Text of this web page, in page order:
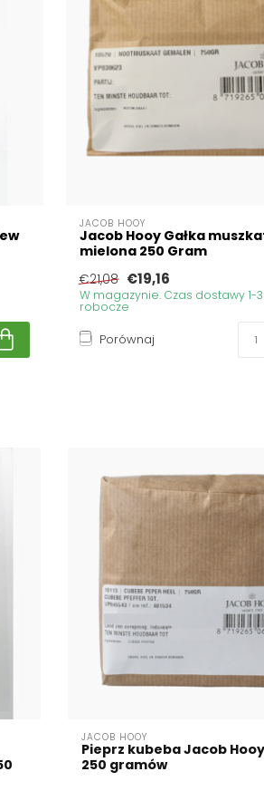
JACOB HOOY
Jacob Hooy Gałka
mielona 250 Gram
€21,08 €19,16
W magazynie. Czas dostawy 1-
robocze
Porównaj
JACOB HOOY
Pieprz kubeba Jacob
250 gramów